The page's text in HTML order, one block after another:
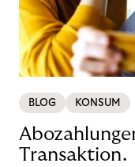
BLOG KONSUM
Transaktion.